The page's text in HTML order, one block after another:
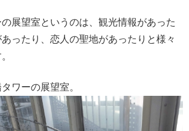
展望室というのは、観光情報があった
ったり、恋人の聖地があったりと様々
ワーの展望室。